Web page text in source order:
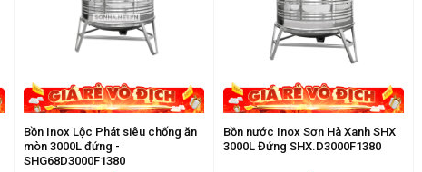
Bồn Inox Lộc Phát siêu chống ăn
mòn 3000L đứng -
SHG68D3000F1380
Bồn nước Inox Sơn Hà Xanh SHX
3000L Đứng SHX.D3000F1380